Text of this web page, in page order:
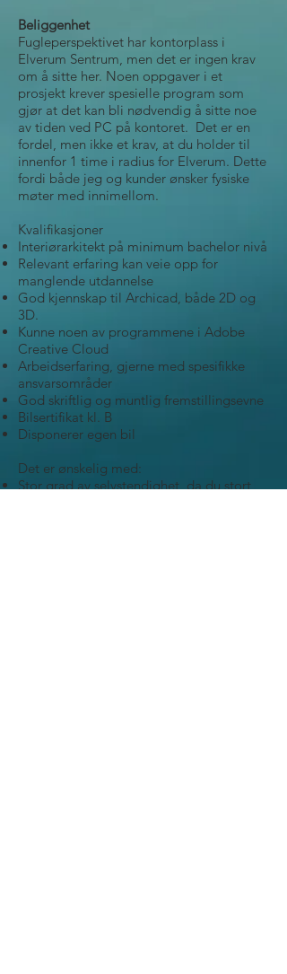
Beliggenhet
Fugleperspektivet har kontorplass i
Elverum Sentrum, men det er ingen krav
om å sitte her. Noen oppgaver i et
prosjekt krever spesielle program som
gjør at det kan bli nødvendig å sitte noe
av tiden ved PC på kontoret. Det er en
fordel, men ikke et krav, at du holder til
innenfor 1 time i radius for Elverum. Dette
fordi både jeg og kunder ønsker fysiske
møter med innimellom.
Kvalifikasjoner
Interiørarkitekt på minimum bachelor nivå
Relevant erfaring kan veie opp for
manglende utdannelse
God kjennskap til Archicad, både 2D og
3D.
Kunne noen av programmene i Adobe
Creative Cloud
Arbeidserfaring, gjerne med spesifikke
ansvarsområder
God skriftlig og muntlig fremstillingsevne
Bilsertifikat kl. B
Disponerer egen bil
Det er ønskelig med:
Stor grad av selvstendighet, da du stort